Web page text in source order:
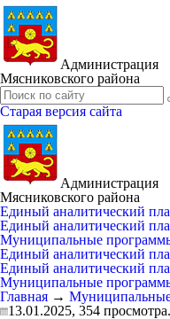
Администрация
Мясниковского района
Старая версия сайта
Администрация
Мясниковского района
Единый аналитический
Единый аналитический
Муниципальные
Единый аналитический
Единый аналитический
Муниципальные
Главная →
13.01.2025, 354 просмотра.